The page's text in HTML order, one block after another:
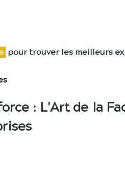
pour trouver les meilleurs
: L'Art de la